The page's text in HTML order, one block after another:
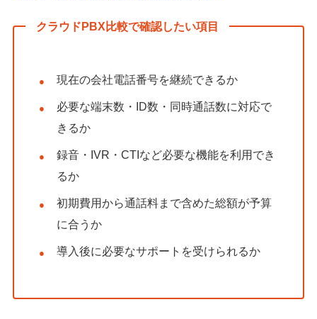
クラウドPBX比較で確認したい項目
現在の会社電話番号を継続できるか
必要な端末数・ID数・同時通話数に対応で
きるか
録音・IVR・CTIなど必要な機能を利用でき
るか
初期費用から通話料まで含めた総額が予算
に合うか
導入後に必要なサポートを受けられるか